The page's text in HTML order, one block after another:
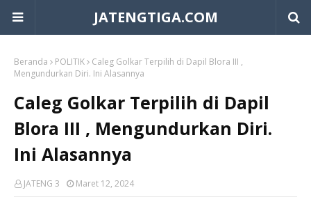
JATENGTIGA.COM
Beranda POLITIK
Caleg Golkar Terpilih di Dapil Blora III ,
Mengundurkan Diri. Ini Alasannya
Caleg Golkar Terpilih di Dapil
Blora III , Mengundurkan Diri.
Ini Alasannya
JATENG 3 Maret 12, 2024